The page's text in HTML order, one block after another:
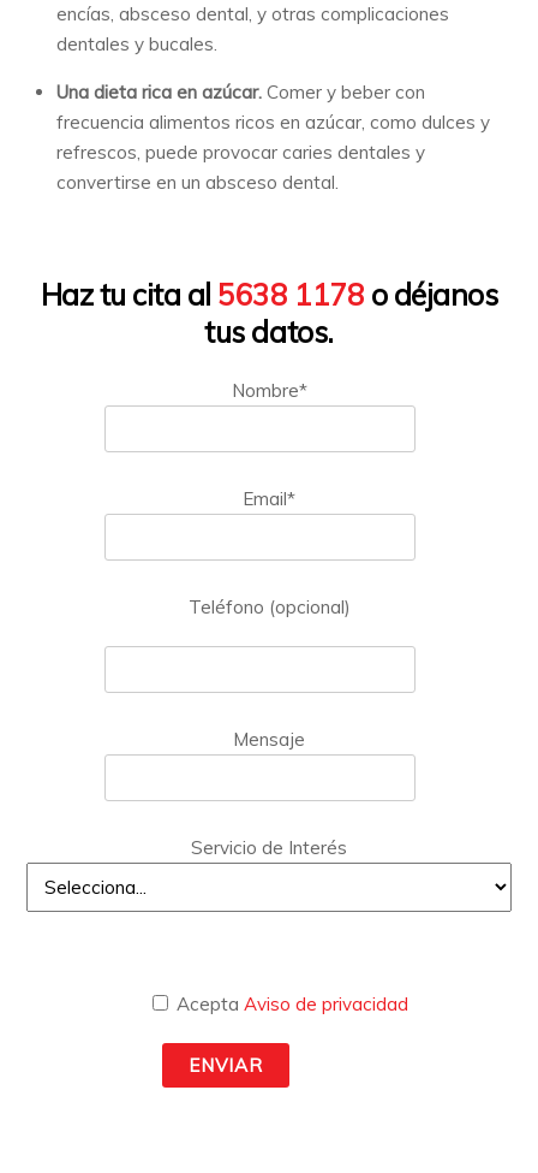
encías, absceso dental, y otras complicaciones
dentales y bucales.
Una dieta rica en azúcar.Comer y beber con
frecuencia alimentos ricos en azúcar, como dulces y
refrescos, puede provocar caries dentales y
convertirse en un absceso dental.
Haz tu cita al 5638 1178 o déjanos
tus datos.
Nombre*
Email*
Teléfono (opcional)
Mensaje
Servicio de Interés
AceptaAviso de privacidad